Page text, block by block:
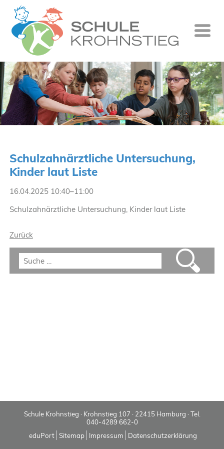
Schulzahnärztliche Untersuchung,
Kinder laut Liste
16.04.2025 10:40–11:00
Schulzahnärztliche Untersuchung, Kinder laut Liste
Zurück
Schule Krohnstieg · Krohnstieg 107 · 22415 Hamburg · Tel.
040-4289 662-0
eduPort Sitemap Impressum Datenschutzerklärung
Startseite
Wer wir
Was wir
Ganztag
Kontakt
Suche